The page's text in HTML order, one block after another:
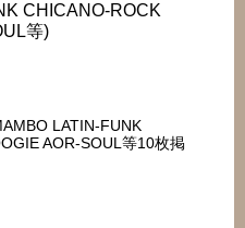
CHICANO-ROCK
等)
LATIN-FUNK
AOR-SOUL等10枚掲